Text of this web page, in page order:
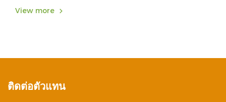
View more
ติดต่อตัวแทน